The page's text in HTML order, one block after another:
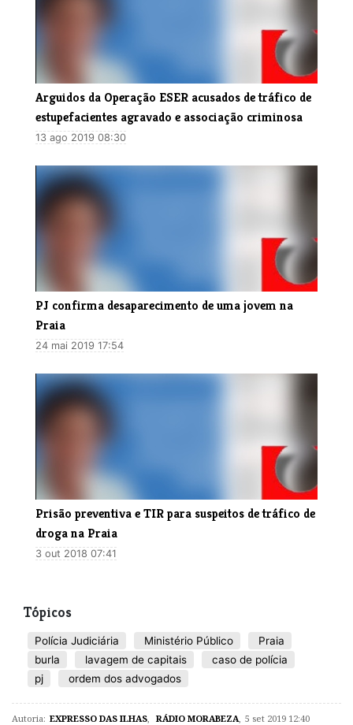
Arguidos da Operação ESER acusados de tráfico de
estupefacientes agravado e associação criminosa
13 ago 2019 08:30
​PJ confirma desaparecimento de uma jovem na
Praia
24 mai 2019 17:54
Prisão preventiva e TIR para suspeitos de tráfico de
droga na Praia
3 out 2018 07:41
Tópicos
Polícia Judiciária Ministério Público
Praia
burla
lavagem de capitais
caso de polícia
pj
ordem dos advogados
Autoria: EXPRESSO DAS ILHAS RÁDIO MORABEZA 5 set 2019 12:40